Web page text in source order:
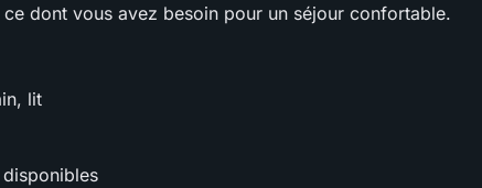
dont vous avez besoin pour un séjour confortable.
lit